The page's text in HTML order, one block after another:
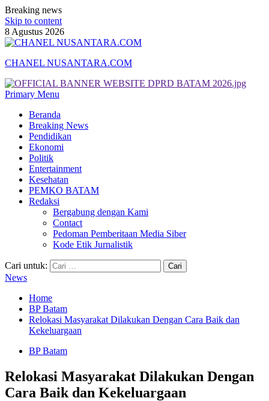
Breaking news
Skip to content
8 Agustus 2026
CHANEL NUSANTARA.COM
Primary Menu
Beranda
Breaking News
Pendidikan
Ekonomi
Politik
Entertainment
Kesehatan
PEMKO BATAM
Redaksi
Bergabung dengan Kami
Contact
Pedoman Pemberitaan Media Siber
Kode Etik Jurnalistik
Cari untuk:
News
Home
BP Batam
Relokasi Masyarakat Dilakukan Dengan Cara Baik dan
Kekeluargaan
BP Batam
Relokasi Masyarakat Dilakukan Dengan
Cara Baik dan Kekeluargaan